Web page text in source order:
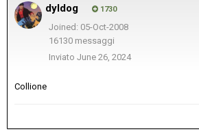
dyldog 1730
Joined: 05-Oct-2008
16130 messaggi
Inviato June 26, 2024
Collione